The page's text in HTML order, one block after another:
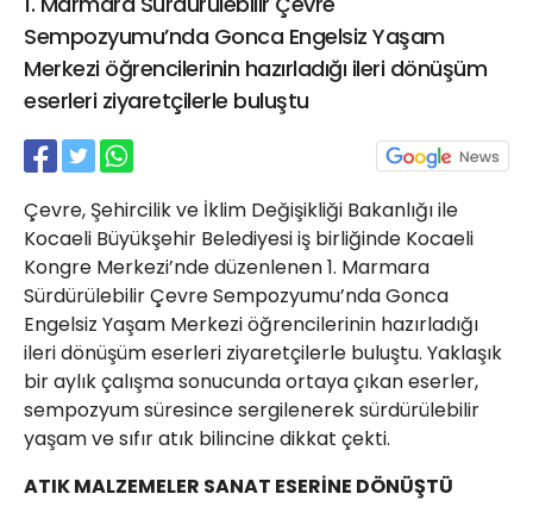
Sempozyumu’nda Gonca Engelsiz Yaşam
Merkezi öğrencilerinin hazırladığı ileri dönüşüm
eserleri ziyaretçilerle buluştu
Çevre, Şehircilik ve İklim Değişikliği Bakanlığı ile
Kocaeli Büyükşehir Belediyesi iş birliğinde Kocaeli
Kongre Merkezi’nde düzenlenen 1. Marmara
Sürdürülebilir Çevre Sempozyumu’nda Gonca
Engelsiz Yaşam Merkezi öğrencilerinin hazırladığı
ileri dönüşüm eserleri ziyaretçilerle buluştu. Yaklaşık
bir aylık çalışma sonucunda ortaya çıkan eserler,
sempozyum süresince sergilenerek sürdürülebilir
yaşam ve sıfır atık bilincine dikkat çekti.
ATIK MALZEMELER SANAT ESERİNE DÖNÜŞTÜ
21 Gölcük
02624132333
haber@golcukpostasi.com